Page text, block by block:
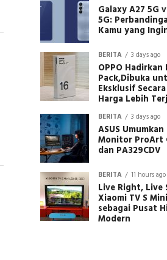
Galaxy A27 5G
5G:
Kamu yang
BERITA 3 days ago
OPPO Hadirkan
Pack,Dibuka
Eksklusif
Harga Lebih
BERITA 3 days ago
ASUS
Monitor ProArt
dan PA329CDV
BERITA 11 hours ago
Live Right, Live
Xiaomi TV S
sebagai Pusat
Modern